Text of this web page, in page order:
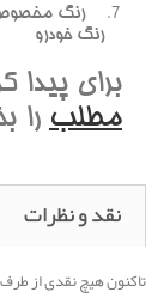
رنگ مخصوص
رنگ خودرو
براي
مطلب را
نقد و نظرات
تاکنون هیچ نقدی از